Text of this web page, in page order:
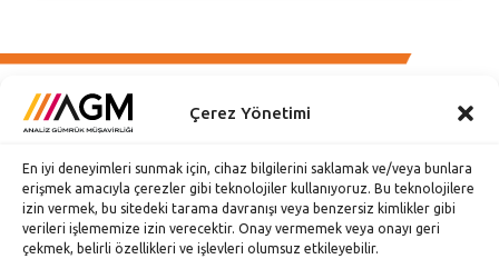
Çerez Yönetimi
En iyi deneyimleri sunmak için, cihaz bilgilerini saklamak ve/veya bunlara
erişmek amacıyla çerezler gibi teknolojiler kullanıyoruz. Bu teknolojilere
izin vermek, bu sitedeki tarama davranışı veya benzersiz kimlikler gibi
verileri işlememize izin verecektir. Onay vermemek veya onayı geri
çekmek, belirli özellikleri ve işlevleri olumsuz etkileyebilir.
Esentepe Mh. Büyükdere Cd. No: 126 Özsezen İş Merkezi
C Blok Kat: 3 34394 Şişli-İstanbul
0212 217 92 92 (pbx)